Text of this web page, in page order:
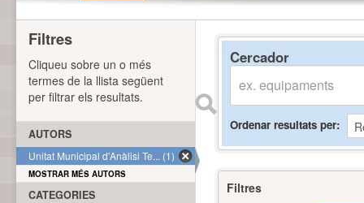
Cercador
Ordenar resultats per
Filtres
Filtres
Cliqueu sobre un o més
termes de la llista següent
per filtrar els resultats.
AUTORS
Unitat Municipal d'Anàlisi Te... (1)
MOSTRAR MÉS AUTORS
CATEGORIES